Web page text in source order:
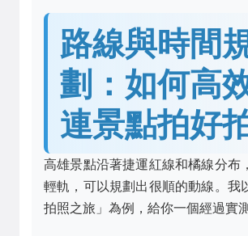
路線與時間
劃：如何高
連景點拍好
高雄景點沿著捷運紅線和橘線分布
輕軌，可以規劃出很順的動線。我
拍照之旅」為例，給你一個經過實